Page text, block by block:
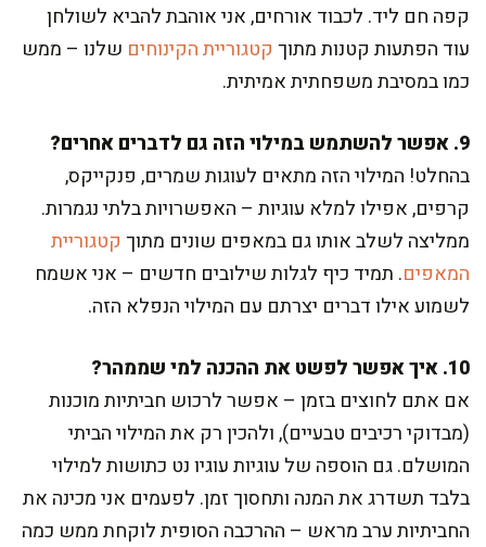
קפה חם ליד. לכבוד אורחים, אני אוהבת להביא לשולחן
עוד הפתעות קטנות מתוך קטגוריית הקינוחים שלנו – ממש
כמו במסיבת משפחתית אמיתית.
9. אפשר להשתמש במילוי הזה גם לדברים אחרים?
בהחלט! המילוי הזה מתאים לעוגות שמרים, פנקייקס,
קרפים, אפילו למלא עוגיות – האפשרויות בלתי נגמרות.
ממליצה לשלב אותו גם במאפים שונים מתוך קטגוריית
המאפים. תמיד כיף לגלות שילובים חדשים – אני אשמח
לשמוע אילו דברים יצרתם עם המילוי הנפלא הזה.
10. איך אפשר לפשט את ההכנה למי שממהר?
אם אתם לחוצים בזמן – אפשר לרכוש חביתיות מוכנות
(מבדוקי רכיבים טבעיים), ולהכין רק את המילוי הביתי
המושלם. גם הוספה של עוגיות עוגיו נט כתושות למילוי
בלבד תשדרג את המנה ותחסוך זמן. לפעמים אני מכינה את
החביתיות ערב מראש – ההרכבה הסופית לוקחת ממש כמה